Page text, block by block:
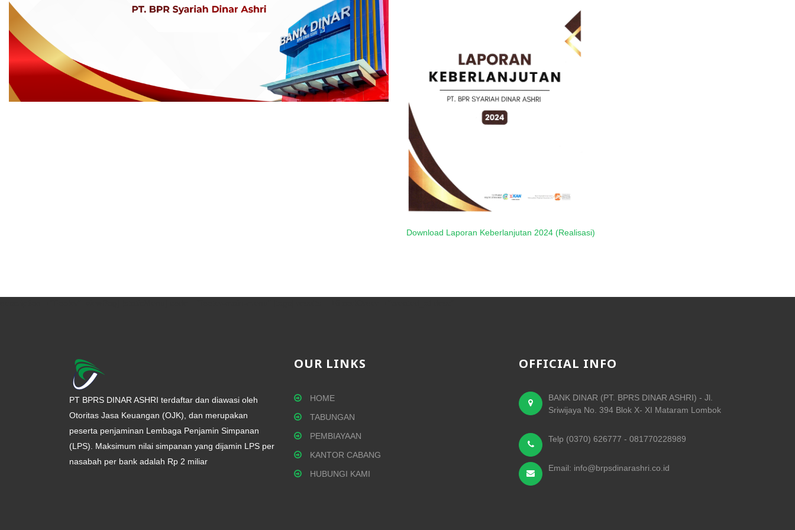
Download Laporan Keberlanjutan 2024 (Realisasi)
PT BPRS DINAR ASHRI terdaftar dan diawasi oleh
Otoritas Jasa Keuangan (OJK), dan merupakan
peserta penjaminan Lembaga Penjamin Simpanan
(LPS). Maksimum nilai simpanan yang dijamin LPS per
nasabah per bank adalah Rp 2 miliar
OUR LINKS
HOME
TABUNGAN
PEMBIAYAAN
KANTOR CABANG
HUBUNGI KAMI
OFFICIAL INFO
BANK DINAR (PT. BPRS DINAR ASHRI) - Jl.
Sriwijaya No. 394 Blok X- XI Mataram Lombok
Telp (0370) 626777 - 081770228989
Email: info@brpsdinarashri.co.id